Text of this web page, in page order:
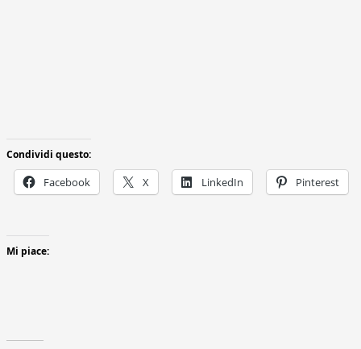
Condividi questo:
Facebook X LinkedIn Pinterest
Mi piace: